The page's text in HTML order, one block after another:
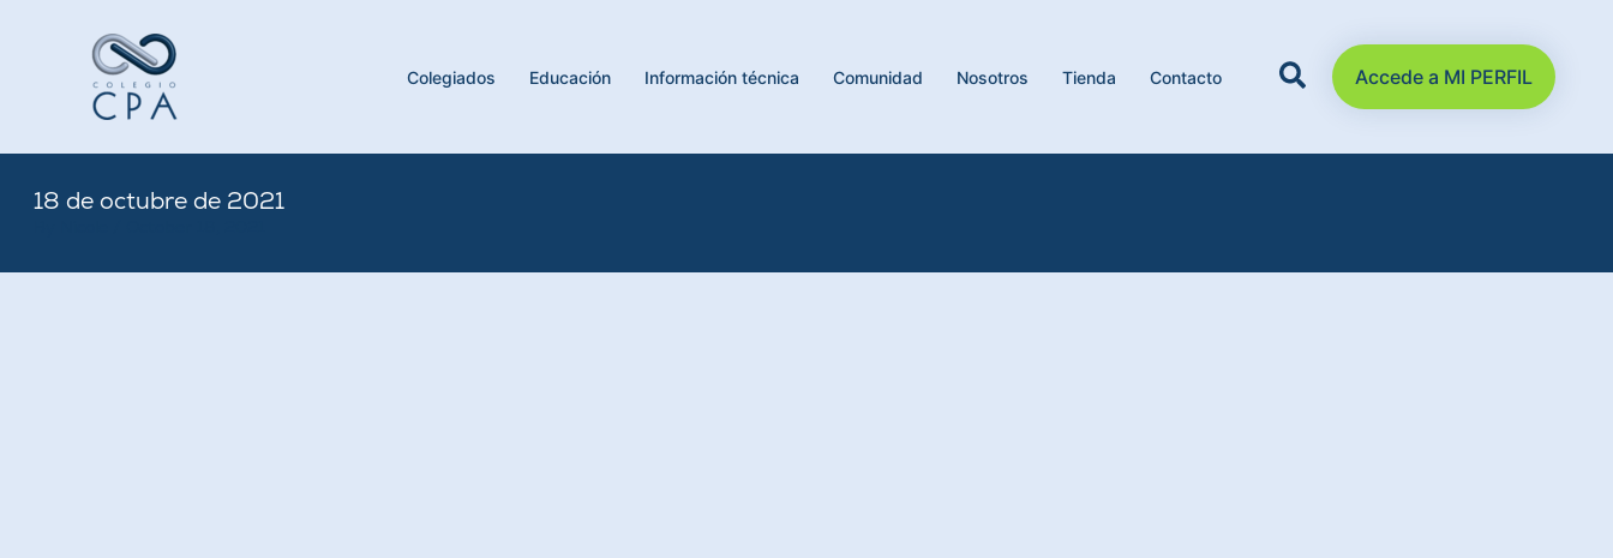
Colegiados Educación Información técnica Comunidad Nosotros Tienda Contacto Accede a MI PERFIL
18 de octubre de 2021